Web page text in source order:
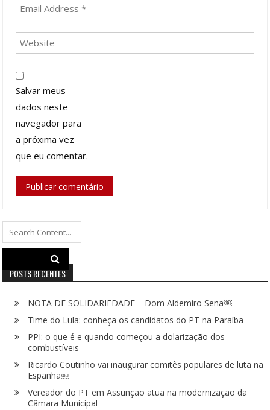
Salvar meus
dados neste
navegador para
a próxima vez
que eu comentar.
Search
for:
POSTS RECENTES
NOTA DE SOLIDARIEDADE – Dom Aldemiro Sena￼
Time do Lula: conheça os candidatos do PT na Paraíba
PPI: o que é e quando começou a dolarização dos
combustíveis
Ricardo Coutinho vai inaugurar comitês populares de luta na
Espanha￼
Vereador do PT em Assunção atua na modernização da
Câmara Municipal